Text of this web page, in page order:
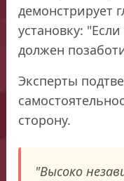
демонстрирует
установку:
должен
Эксперты
сторону.
"Высоко